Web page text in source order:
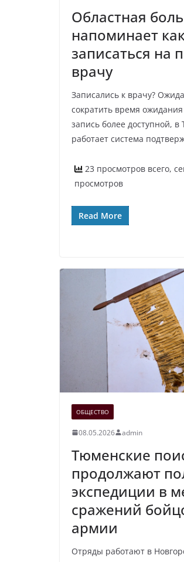
Областная
напоминает
записаться на
врачу
Записались к врачу?
сократить время
запись более доступной,
работает система
23 просмотров всего,
просмотров
Read More
ОБЩЕСТВО
08.05.2026 admin
Тюменские
продолжают
экспедиции в
сражений
армии
Отряды работают в